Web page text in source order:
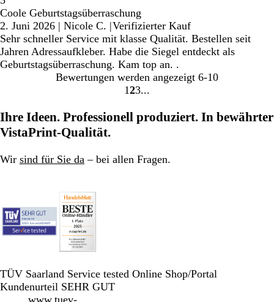
Coole Geburtstagsüberraschung
2. Juni 2026 | Nicole C. |Verifizierter Kauf
Sehr schneller Service mit klasse Qualität. Bestellen seit
Jahren Adressaufkleber. Habe die Siegel entdeckt als
Geburtstagsüberraschung. Kam top an. .
Bewertungen werden angezeigt 6-10
Gehe
Seite
1 Gehe
Seite
2Gehe
Seite
3
Ihre Ideen. Professionell produziert. In bewährter
VistaPrint-Qualität.
Wir sind für Sie da – bei allen Fragen.
TÜV Saarland Service tested Online Shop/Portal
Kundenurteil SEHR GUT